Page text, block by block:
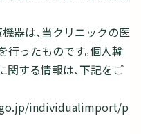
器は、当クリニックの医
ったものです。個人輸
する情報は、下記をご
individualimport/p